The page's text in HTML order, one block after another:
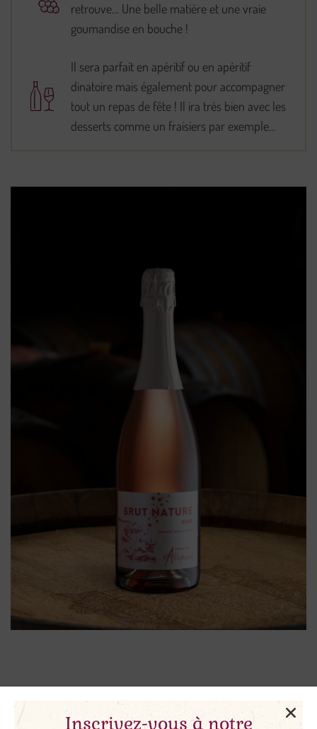
retrouve… Une belle matière et une vraie
goumandise en bouche !
Il sera parfait en apéritif ou en apéritif
dinatoire mais également pour accompagner
tout un repas de fête ! Il ira très bien avec les
desserts comme un fraisiers par exemple…
Inscrivez-vous à notre